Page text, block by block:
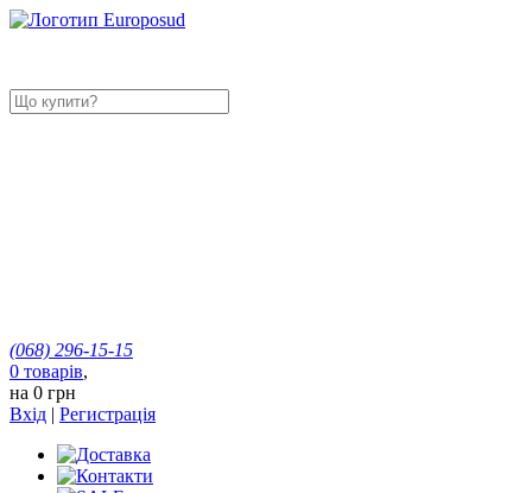
(068) 296-15-15
0 товарів,
на 0 грн
Вхід | Регистрація